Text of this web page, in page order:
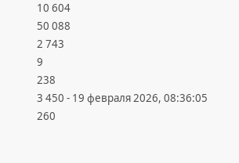
10 604
50 088
2 743
9
238
3 450 - 19 февраля 2026, 08:36:05
260